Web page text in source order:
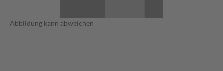
Abbildung kann abweichen